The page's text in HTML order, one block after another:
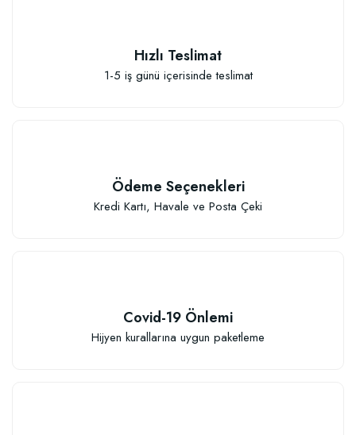
Hızlı Teslimat
1-5 iş günü içerisinde teslimat
Ödeme Seçenekleri
Kredi Kartı, Havale ve Posta Çeki
Covid-19 Önlemi
Hijyen kurallarına uygun paketleme